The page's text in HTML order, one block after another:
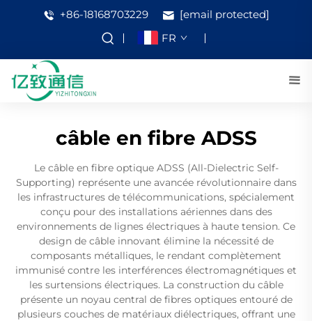
+86-18168703229
[email protected]
FR
câble en fibre ADSS
Le câble en fibre optique ADSS (All-Dielectric Self-
Supporting) représente une avancée révolutionnaire dans
les infrastructures de télécommunications, spécialement
conçu pour des installations aériennes dans des
environnements de lignes électriques à haute tension. Ce
design de câble innovant élimine la nécessité de
composants métalliques, le rendant complètement
immunisé contre les interférences électromagnétiques et
les surtensions électriques. La construction du câble
présente un noyau central de fibres optiques entouré de
plusieurs couches de matériaux diélectriques, offrant une